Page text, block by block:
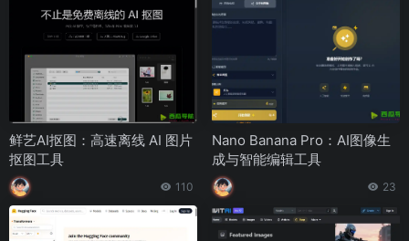
鲜艺AI抠图：高速离线 AI 图片
抠图工具
110
Nano Banana Pro：AI图像生
成与智能编辑工具
23